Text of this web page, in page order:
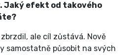
Jaký efekt od takového
ale cíl zůstává. Nově
samostatně působit na svých